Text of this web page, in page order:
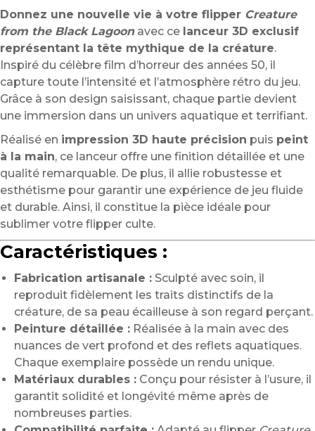
Donnez une nouvelle vie à votre flipper Creature
from the Black Lagoonavec ce lanceur 3D exclusif
représentant la tête mythique de la créature.
Inspiré du célèbre film d’horreur des années 50, il
capture toute l’intensité et l’atmosphère rétro du jeu.
Grâce à son design saisissant, chaque partie devient
une immersion dans un univers aquatique et terrifiant.
Réalisé en impression 3D haute précision puis peint
à la main, ce lanceur offre une finition détaillée et une
qualité remarquable. De plus, il allie robustesse et
esthétisme pour garantir une expérience de jeu fluide
et durable. Ainsi, il constitue la pièce idéale pour
sublimer votre flipper culte.
Caractéristiques :
Fabrication artisanale : Sculpté avec soin, il
reproduit fidèlement les traits distinctifs de la
créature, de sa peau écailleuse à son regard perçant.
Peinture détaillée : Réalisée à la main avec des
nuances de vert profond et des reflets aquatiques.
Chaque exemplaire possède un rendu unique.
Matériaux durables : Conçu pour résister à l’usure, il
garantit solidité et longévité même après de
nombreuses parties.